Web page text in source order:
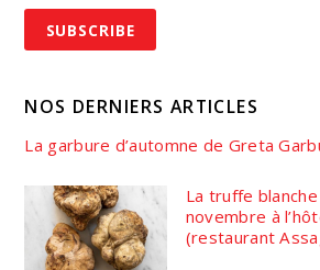
NOS DERNIERS ARTICLES
La garbure d’automne de Greta
La truffe blanche
novembre à
(restaurant